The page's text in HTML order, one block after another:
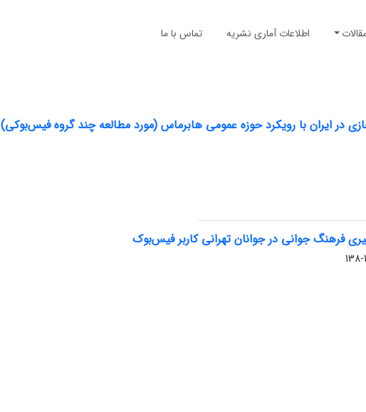
اطلاعات آماری نشریه تماس با ما
ایران با رویکرد حوزه عمومی هابرماس (مورد مطالعه چند گروه فیس‌بوکی)
فرهنگ جوانی در جوانان تهرانی کاربر فیس‌بوک